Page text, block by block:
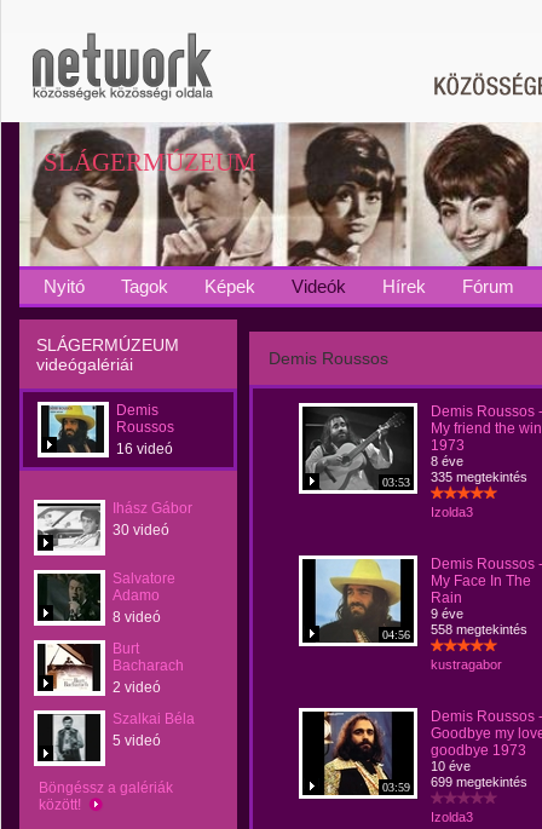
SLÁGERMÚZEUM
Nyitó Tagok Képek Videók Hírek Fórum
SLÁGERMÚZEUM
videógalériái
Demis
Roussos
16 videó
Ihász Gábor
30 videó
Salvatore
Adamo
8 videó
Burt
Bacharach
2 videó
Szalkai Béla
5 videó
Böngéssz a galériák
között!
Demis Roussos
03:53
Demis Roussos -
My friend the
1973
8 éve
335 megtekintés
Izolda3
04:56
Demis Roussos -
My Face In The
Rain
9 éve
558 megtekintés
kustragabor
03:59
Demis Roussos -
Goodbye my
goodbye 1973
10 éve
699 megtekintés
Izolda3